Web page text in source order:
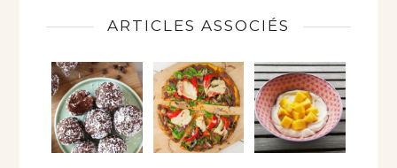
ARTICLES ASSOCIÉS